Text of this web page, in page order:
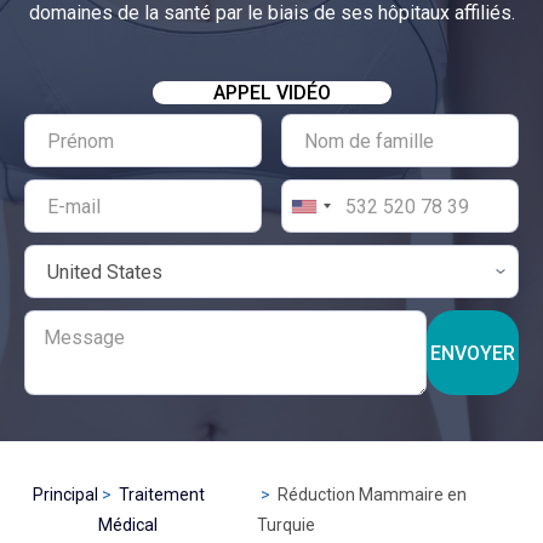
domaines de la santé par le biais de ses hôpitaux affiliés.
APPEL VIDÉO
ENVOYER
Principal
Traitement
Médical
Réduction Mammaire en
Turquie